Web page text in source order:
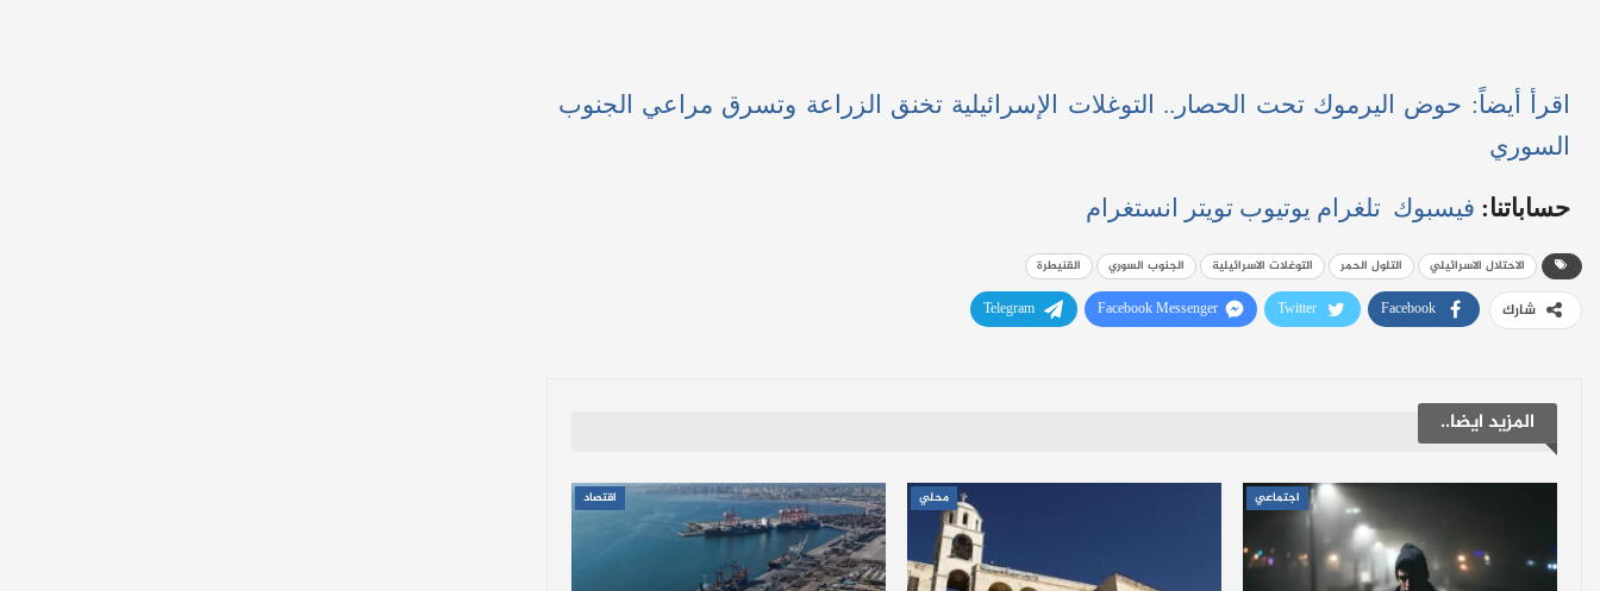
اقرأ أيضاً: حوض اليرموك تحت الحصار.. التوغلات الإسرائيلية تخنق الزراعة وتسرق مراعي الجنوب
السوري
حساباتنا: فيسبوك تلغرام يوتيوب تويتر انستغرام
الاحتلال الاسرائيلي التلول الحمر التوغلات الاسرائيلية الجنوب السوري القنيطرة
شارك Facebook
Twitter
Facebook Messenger
Telegram
المزيد ايضا..
اجتماعي محلي اقتصاد